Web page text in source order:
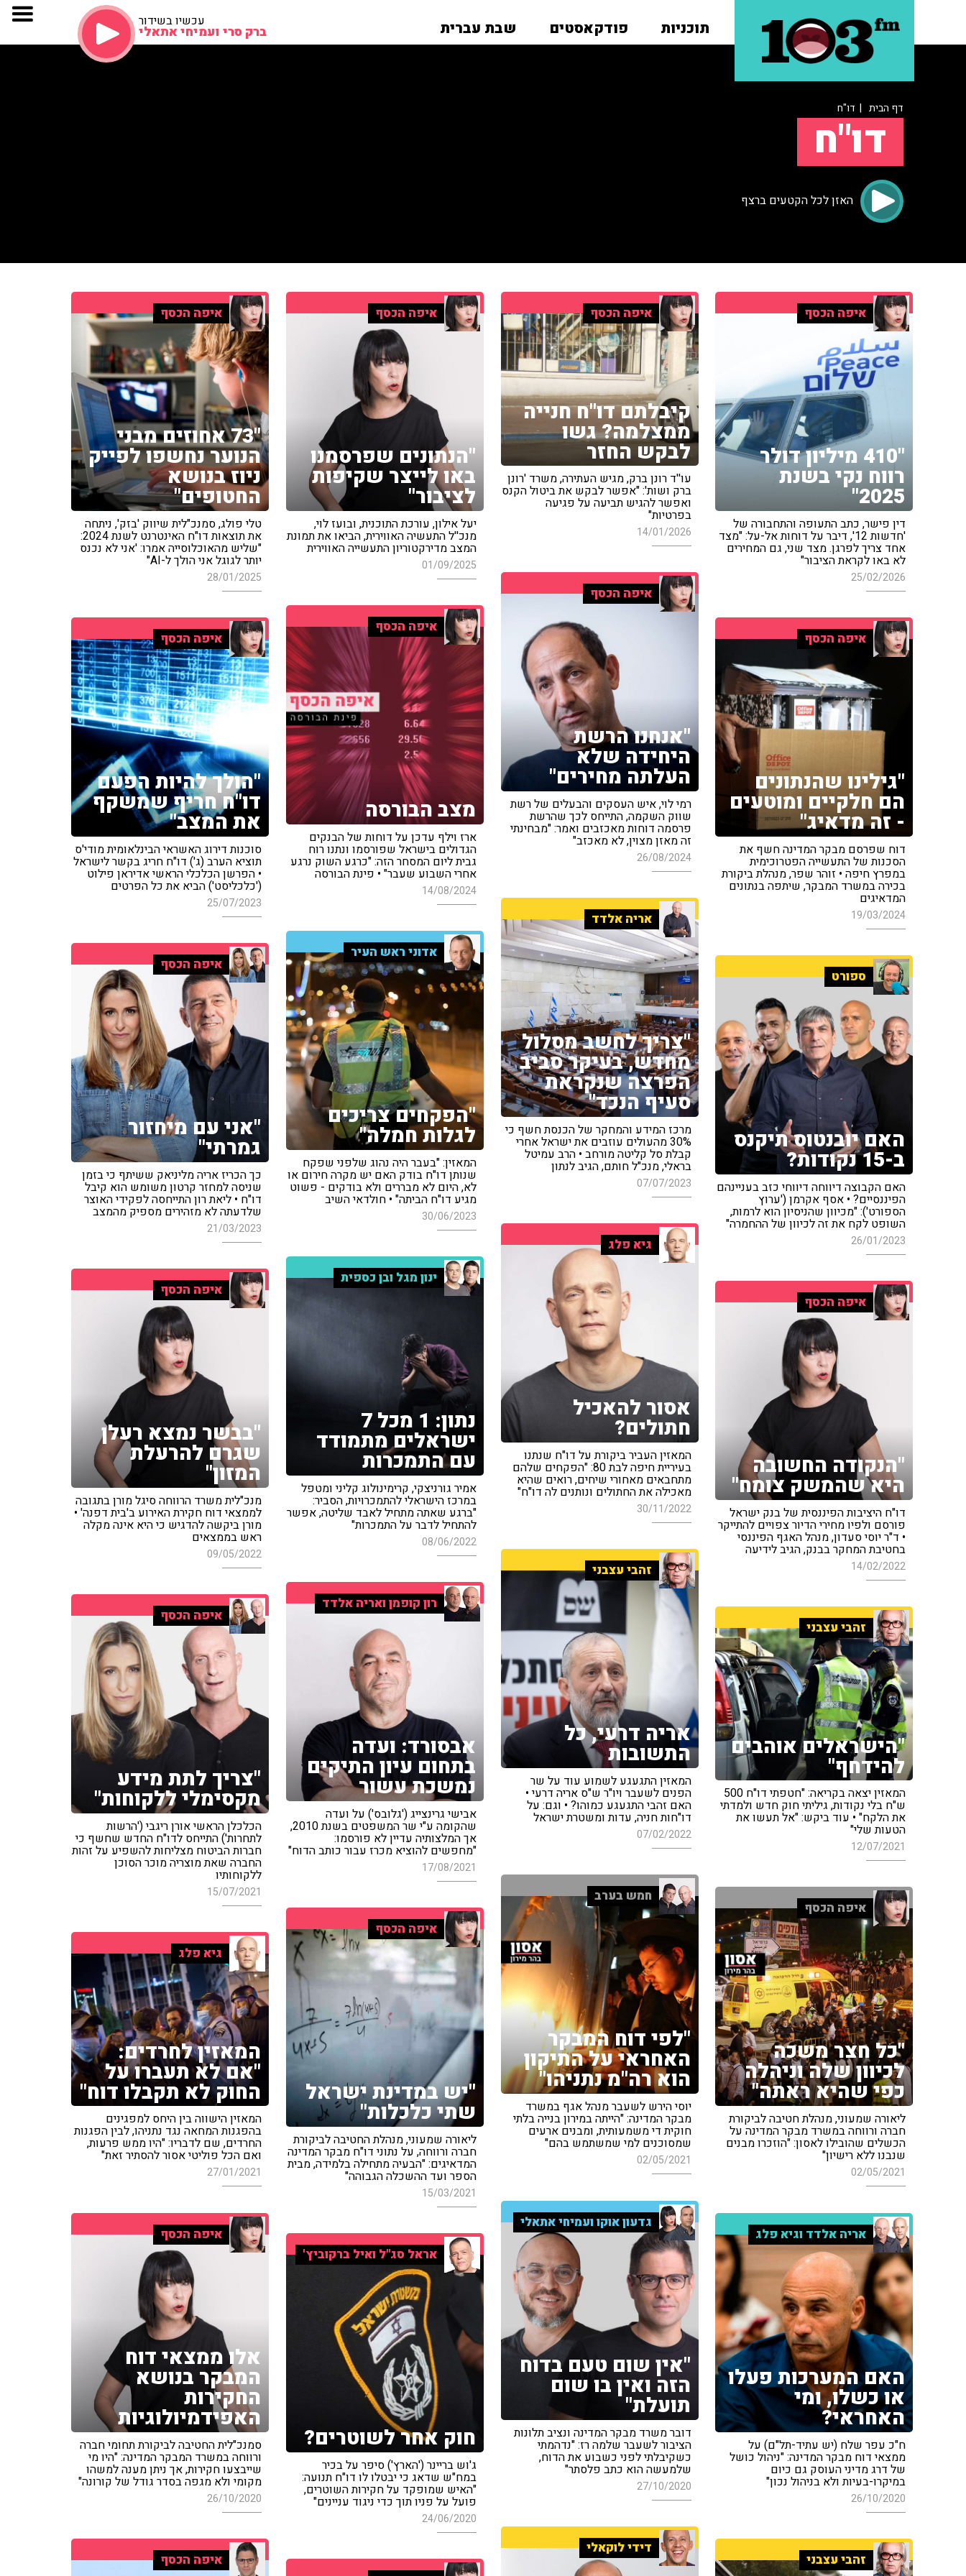
תוכניות פודקאסטים שבת עברית עכשיו בשידור
ברק סרי ועמיחי אתאלי
דף הבית | דו"ח
דו"ח
האזן לכל הקטעים ברצף
איפה הכסף
"410 מיליון דולר
רווח נקי בשנת
2025"
דין פישר, כתב התעופה והתחבורה של
'חדשות 12', דיבר על דוחות אל-על: "מצד
אחד צריך לפרגן. מצד שני, גם המחירים
לא באו לקראת הציבור"
25/02/2026
איפה הכסף
קיבלתם דו"ח חנייה
ממצלמה? גשו
לבקש החזר
עו''ד רונן ברק, מגיש העתירה, משרד 'רונן
ברק ושות': "אפשר לבקש את ביטול הקנס
ואפשר להגיש תביעה על פגיעה
בפרטיות"
14/01/2026
איפה הכסף
"הנתונים שפרסמנו
באו לייצר שקיפות
לציבור"
יעל אילון, עורכת התוכנית, ובועז לוי,
מנכ''ל התעשיה האווירית, הביאו את תמונת
המצב מדירקטוריון התעשייה האווירית
01/09/2025
איפה הכסף
"73 אחוזים מבני
הנוער נחשפו לפייק
ניוז בנושא
החטופים"
טלי פולג, סמנכ"לית שיווק 'בזק', ניתחה
את תוצאות דו"ח האינטרנט לשנת 2024:
"שליש מהאוכלוסייה אמרו: 'אני לא נכנס
יותר לגוגל אני הולך ל-AI"
28/01/2025
איפה הכסף
"אנחנו הרשת
היחידה שלא
העלתה מחירים"
רמי לוי, איש העסקים והבעלים של רשת
שווק השקמה, התייחס לכך שהרשת
פרסמה דוחות מאכזבים ואמר: "מבחינתי
זה מאזן מצוין, לא מאכזב"
26/08/2024
איפה הכסף
מצב הבורסה
ארז וילף עדכן על דוחות של הבנקים
הגדולים בישראל שפורסמו ונתנו רוח
גבית ליום המסחר הזה: "כרגע השוק נרגע
אחרי השבוע שעבר" • פינת הבורסה
14/08/2024
איפה הכסף
"גילינו שהנתונים
הם חלקיים ומוטעים
- זה מדאיג"
דוח שפרסם מבקר המדינה חשף את
הסכנות של התעשייה הפטרוכימית
במפרץ חיפה • זוהר שפר, מנהלת ביקורת
בכירה במשרד המבקר, שיתפה בנתונים
המדאיגים
19/03/2024
איפה הכסף
"הולך להיות הפעם
דו"ח חריף שמשקף
את המצב"
סוכנות דירוג האשראי הבינלאומית מודי'ס
תוציא הערב (ג') דו"ח חריג בקשר לישראל
• הפרשן הכלכלי הראשי אדיראן פילוט
('כלכליסט') הביא את כל הפרטים
25/07/2023
אריה אלדד
"צריך לחשב מסלול
מחדש, בעיקר סביב
הפרצה שנקראת
סעיף הנכד"
מרכז המידע והמחקר של הכנסת חשף כי
30% מהעולים עוזבים את ישראל אחרי
קבלת סל קליטה מורחב • הרב עמיטל
בראלי, מנכ"ל חותם, הגיב לנתון
07/07/2023
אדוני ראש העיר
"הפקחים צריכים
לגלות חמלה"
המאזין: "בעבר היה נהוג שלפני שפקח
שנותן דו"ח בודק האם יש מקרה חירום או
לא, היום לא מבררים ולא בודקים - פשוט
מגיע דו"ח הביתה" • חולדאי השיב
30/06/2023
איפה הכסף
"אני עם מיחזור
גמרתי"
כך הכריז אריה מליניאק ששיתף כי בזמן
שניסה למחזר קרטון משומש הוא קיבל
דו"ח • ליאת רון התייחסה לפקידי האוצר
שלדעתה לא מזהירים מספיק מהמצב
21/03/2023
ספורט
האם יובנטוס תיקנס
ב-15 נקודות?
האם הקבוצה דיווחה דיווחי כזב בעניינהם
הפיננסיים? • אסף אקרמן ('ערוץ
הספורט'): "מכיוון שהניסיון הוא לרמות,
השופט לקח את זה לכיוון של ההחמרה"
26/01/2023 גיא פלג
אסור להאכיל
חתולים?
המאזין העביר ביקורת על דו"ח שנתנו
בעיריית חיפה לבת 80: "הפקחים שלהם
מתחבאים מאחורי שיחים, רואים שהיא
מאכילה את החתולים ונותנים לה דו"ח"
30/11/2022
ינון מגל ובן כספית
נתון: 1 מכל 7
ישראלים מתמודד
עם התמכרות
אמיר גורניצקי, קרימינולוג קליני ומטפל
במרכז הישראלי להתמכרויות, הסביר:
"ברגע שאתה מתחיל לאבד שליטה, אפשר
להתחיל לדבר על התמכרות"
08/06/2022
איפה הכסף
"בבשר נמצא רעלן
שגרם להרעלת
המזון"
מנכ"לית משרד הרווחה סיגל מורן בתגובה
לממצאי דוח חקירת האירוע ב'בית דפנה' •
מורן ביקשה להדגיש כי היא אינה מקלה
ראש בממצאים
09/05/2022
איפה הכסף
"הנקודה החשובה
היא שהמשק צומח"
דו"ח היציבות הפיננסית של בנק ישראל
פורסם ולפיו מחירי הדיור צפויים להתייקר
• ד"ר יוסי סעדון, מנהל האגף הפיננסי
בחטיבת המחקר בבנק, הגיב לידיעה
14/02/2022 זהבי עצבני
אריה דרעי, כל
התשובות
המאזין התגעגע לשמוע עוד על שר
הפנים לשעבר ויו"ר ש"ס אריה דרעי •
האם זהבי התגעגע כמוהו? • וגם: על
דו"חות חניה, עדות ומשטרת ישראל
07/02/2022
רון קופמן ואריה אלדד
אבסורד: ועדה
בתחום עיון התיקים
נמשכת עשור
אבישי גרינצייג ('גלובס') על ועדה
שהקומה ע"י שר המשפטים בשנת 2010,
אך המלצותיה עדיין לא פורסמו:
"מחפשים להוציא מכרז עבור כותב הדוח"
17/08/2021
איפה הכסף
"צריך לתת מידע
מקסימלי ללקוחות"
הכלכלן הראשי אורן ריגבי ('הרשות
לתחרות') התייחס לדו"ח החדש שחשף כי
חברות הביטוח מצליחות להשפיע על זהות
החברה שאת מוצריה מוכר הסוכן
ללקוחותיו
15/07/2021
זהבי עצבני
"הישראלים אוהבים
להידחף"
המאזין יצאה בקריאה: "חטפתי דו"ח 500
ש"ח בלי נקודות, גיליתי חוק חדש ולמדתי
את הלקח" • עוד ביקש: "אל תעשו את
הטעות שלי"
12/07/2021
חמש בערב
"לפי דוח המבקר
האחראי על התיקון
הוא רה"מ נתניהו"
יוסי הירש לשעבר מנהל אגף במשרד
מבקר המדינה: "הייתה במירון בנייה בלתי
חוקית די משמעותית, ומבנים ארעים
שמסוכנים למי שמשתמש בהם"
02/05/2021
איפה הכסף
"כל חצר משכה
לכיוון שלה וניהלה
כפי שהיא ראתה"
ליאורה שמעוני, מנהלת חטיבה לביקורת
חברה ורווחה במשרד מבקר המדינה על
הכשלים שהובילו לאסון: "הוזכרו מבנים
שנבנו ללא רישיון"
02/05/2021
איפה הכסף
"יש במדינת ישראל
שתי כלכלות"
ליאורה שמעוני, מנהלת החטיבה לביקורת
חברה ורווחה, על נתוני דו"ח מבקר המדינה
המדאיגים: "הבעיה מתחילה בלמידה, מבית
הספר ועד ההשכלה הגבוהה"
15/03/2021
גיא פלג
המאזין לחרדים:
"אם לא תעברו על
החוק לא תקבלו דוח"
המאזין הישווה בין היחס למפגינים
בהפגנות המחאה נגד נתניהו, לבין הפגנות
החרדים, שם לדבריו: "היו ממש פרעות,
ואם הכל פוליטי אסור להסתיר זאת"
27/01/2021
גדעון אוקו ועמיחי אתאלי
"אין שום טעם בדוח
הזה ואין בו שום
תועלת"
דובר משרד מבקר המדינה ונציב תלונות
הציבור לשעבר שלמה רז: "נדהמתי
כשקיבלתי לפני כשבוע את הדוח,
שלמעשה הוא כתב פלסתר"
27/10/2020
אריה אלדד וגיא פלג
האם המערכות פעלו
או כשלו, ומי
האחראי?
ח"כ עפר שלח (יש עתיד-תל"ם) על
ממצאי דוח מבקר המדינה: "ניהול כושל
של דרג מדיני העוסק גם כיום
במיקרו-בעיות ולא בניהול נכון"
26/10/2020
איפה הכסף
אלו ממצאי דוח
המבקר בנושא
החקירות
האפידמיולוגיות
סמנכ"לית החטיבה לביקורת תחומי חברה
ורווחה במשרד המבקר המדינה: "היו מי
שייבצעו חקירות, אך ניתן מענה למשהו
מקומי ולא מגפה בסדר גודל של קורונה"
26/10/2020
אראל סג"ל ואיל ברקוביץ'
חוק אחר לשוטרים?
ג'וש בריינר ('הארץ') סיפר על בכיר
במח"ש שדאג כי יבטלו לו דו"ח תנועה:
"האיש שמופקד על חקירות השוטרים,
פועל על פניו תוך כדי ניגוד עניינים"
24/06/2020
דידי לוקאלי
זהבי עצבני
איפה הכסף